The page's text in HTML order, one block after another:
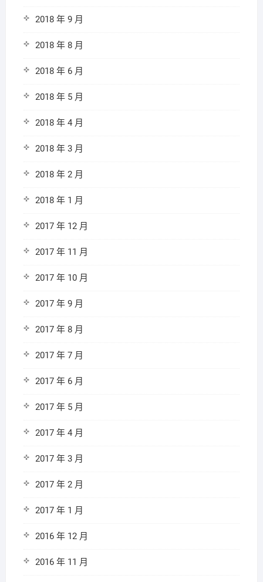
2018 年 9 月
2018 年 8 月
2018 年 6 月
2018 年 5 月
2018 年 4 月
2018 年 3 月
2018 年 2 月
2018 年 1 月
2017 年 12 月
2017 年 11 月
2017 年 10 月
2017 年 9 月
2017 年 8 月
2017 年 7 月
2017 年 6 月
2017 年 5 月
2017 年 4 月
2017 年 3 月
2017 年 2 月
2017 年 1 月
2016 年 12 月
2016 年 11 月